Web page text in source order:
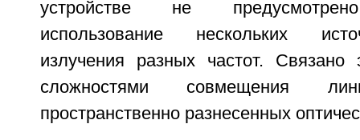
устройстве не
использование нескольких
излучения разных частот. Связано
сложностями совмещения
пространственно разнесенных